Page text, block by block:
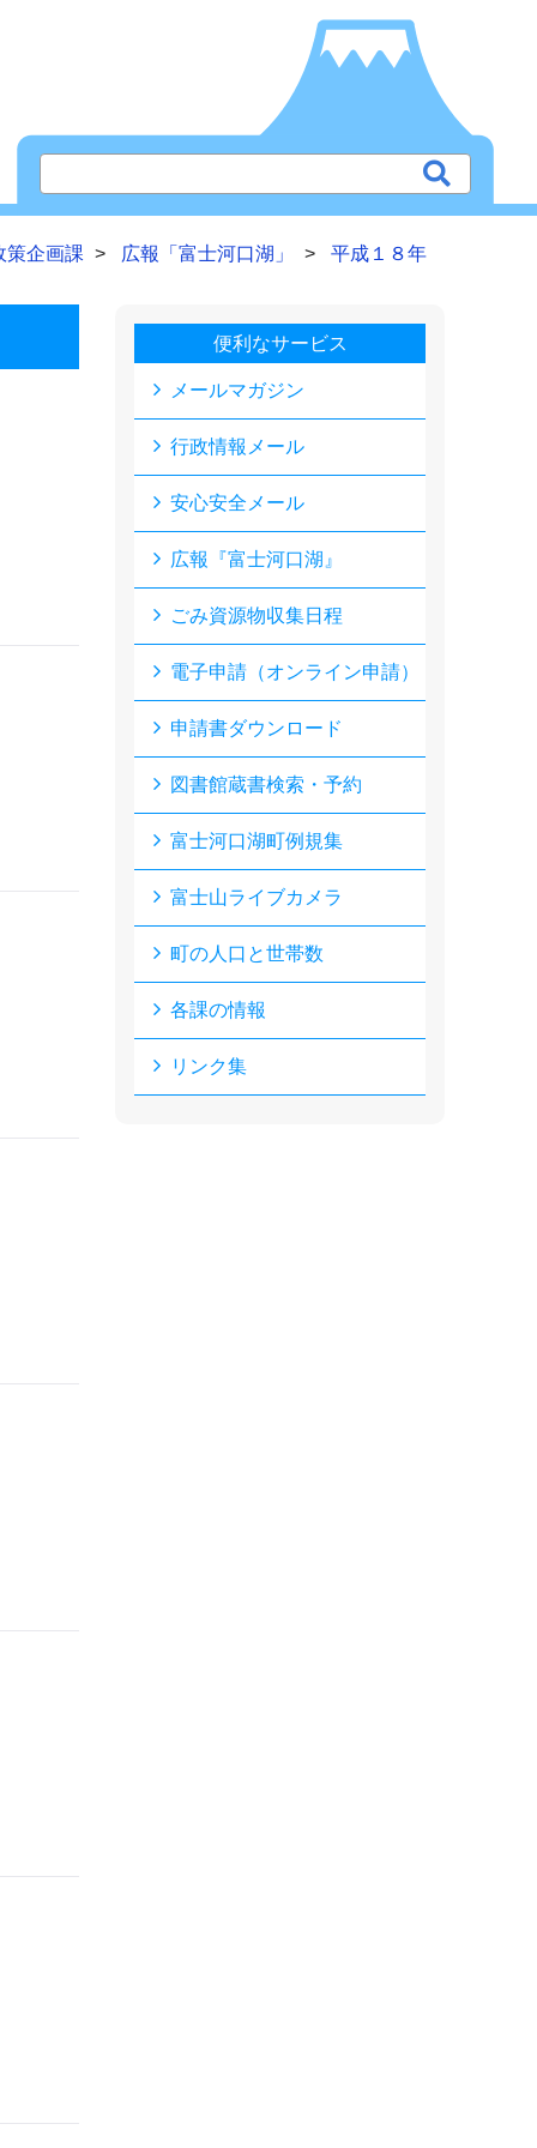
策企画課 広報「富士河口湖」 平成１８年
便利なサービス
メールマガジン
行政情報メール
安心安全メール
広報『富士河口湖』
ごみ資源物収集日程
電子申請（オンライン申請）
申請書ダウンロード
図書館蔵書検索・予約
富士河口湖町例規集
富士山ライブカメラ
町の人口と世帯数
各課の情報
リンク集